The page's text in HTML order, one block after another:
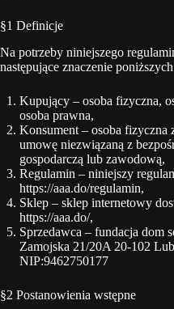
§1 Definicje
Na potrzeby niniejszego
następujące znaczenie
Kupujący – osoba fizyczna,
osoba prawna,
Konsument – osoba fizyczna
umowę niezwiązaną z
gospodarczą lub zawodową,
Regulamin – niniejszy
https://aaa.do/regulamin,
Sklep – sklep internetowy
https://aaa.do/,
Sprzedawca – fundacja dom
Zamojska 21/20A 20-102
NIP:9462750177
§2 Postanowienia wstępne